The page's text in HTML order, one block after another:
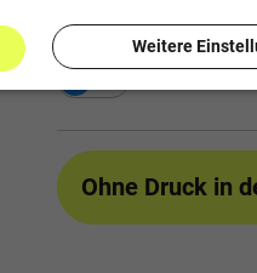
inkl. ges. MwSt. zzgl.
Druck
Ohne Druckin
Weitere